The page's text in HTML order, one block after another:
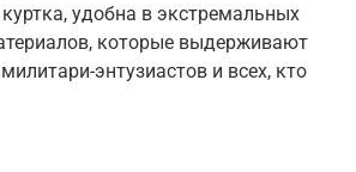
удобна в экстремальных
которые выдерживают
энтузиастов и всех, кто